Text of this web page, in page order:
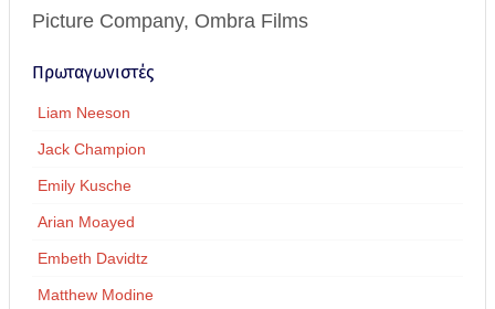
Picture Company, Ombra Films
Πρωταγωνιστές
Liam Neeson
Jack Champion
Emily Kusche
Arian Moayed
Embeth Davidtz
Matthew Modine